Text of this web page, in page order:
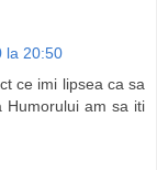
la 20:50
ce imi lipsea ca sa
Humorului am sa iti